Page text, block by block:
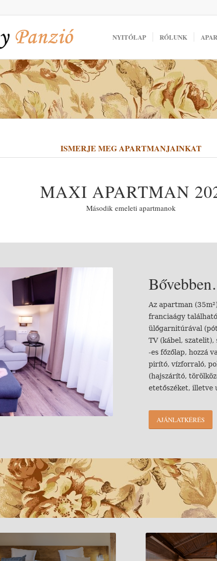
NYITÓLAP RÓLUNK
ISMERJE MEG APARTMANJAINKAT
MAXI APARTMAN
Második emeleti apartmanok
Az apartman
franciaágy
ülőgarnitúrával
TV (kábel,
-es főzőlap, hozzá
pirító, vízforraló,
(hajszárító,
etetőszéket, illetve
AJÁNLATKÉRÉS